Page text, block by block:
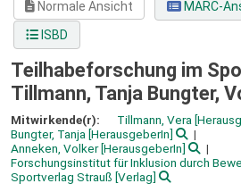
Normale Ansicht
MARC-
ISBD
Teilhabeforschung im
Tillmann, Tanja Bungter,
Mitwirkende(r): Tillmann, Vera
Bungter, Tanja [HerausgeberIn]
Anneken, Volker[HerausgeberIn]
Forschungsinstitut für Inklusion durch
Sportverlag Strauß [Verlag]